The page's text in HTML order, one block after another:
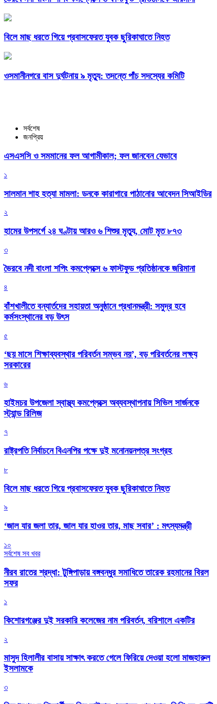
বিলে মাছ ধরতে গিয়ে প্রবাসফেরত যুবক ছুরিকাঘাতে নিহত
ওসমানীনগরে বাস দুর্ঘটনায় ৯ মৃত্যু: তদন্তে পাঁচ সদস্যের কমিটি
সর্বশেষ
জনপ্রিয়
এসএসসি ও সমমানের ফল আগামীকাল; ফল জানবেন যেভাবে
১
সালমান শাহ হত্যা মামলা: ডনকে কারাগারে পাঠানোর আবেদন সিআইডির
২
হামের উপসর্গে ২৪ ঘণ্টায় আরও ৬ শিশুর মৃত্যু, মোট মৃত ৮৭৩
৩
ভৈরবে নদী বাংলা শপিং কমপ্লেক্সে ৬ ফাস্টফুড প্রতিষ্ঠানকে জরিমানা
৪
বাঁশখালীতে বন্যার্তদের সহায়তা অনুষ্ঠানে প্রধানমন্ত্রী: সমুদ্র হবে
কর্মসংস্থানের বড় উৎস
৫
‘ছয় মাসে শিক্ষাব্যবস্থার পরিবর্তন সম্ভব নয়’, বড় পরিবর্তনের লক্ষ্য
সরকারের
৬
হাইমচর উপজেলা স্বাস্থ্য কমপ্লেক্সে অব্যবস্থাপনায় সিভিল সার্জনকে
স্ট্যান্ড রিলিজ
৭
রাষ্ট্রপতি নির্বাচনে বিএনপির পক্ষে দুই মনোনয়নপত্র সংগ্রহ
৮
বিলে মাছ ধরতে গিয়ে প্রবাসফেরত যুবক ছুরিকাঘাতে নিহত
৯
‘জাল যার জলা তার, জাল যার হাওর তার, মাছ সবার’ : মৎস্যমন্ত্রী
১০
সর্বশেষ সব খবর
নীরব রাতের শ্রদ্ধা: টুঙ্গিপাড়ায় বঙ্গবন্ধুর সমাধিতে তারেক রহমানের বিরল
সফর
১
কিশোরগঞ্জের দুই সরকারি কলেজের নাম পরিবর্তন, বরিশালে একটির
২
মাসুদ হিলালীর বাসায় সাক্ষাৎ করতে গেলে ফিরিয়ে দেওয়া হলো মাজহারুল
ইসলামকে
৩